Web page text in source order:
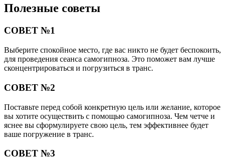
Полезные советы
СОВЕТ №1
Выберите спокойное место, где вас никто не будет беспокоить,
для проведения сеанса самогипноза. Это поможет вам лучше
сконцентрироваться и погрузиться в транс.
СОВЕТ №2
Поставьте перед собой конкретную цель или желание, которое
вы хотите осуществить с помощью самогипноза. Чем четче и
яснее вы сформулируете свою цель, тем эффективнее будет
ваше погружение в транс.
СОВЕТ №3